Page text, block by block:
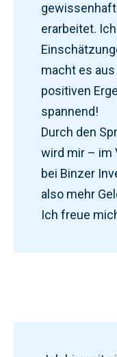
erarbeitet.
macht es
positiven
spannend!
Durch den
wird mir – im
bei Binzer
also mehr
Ich freue